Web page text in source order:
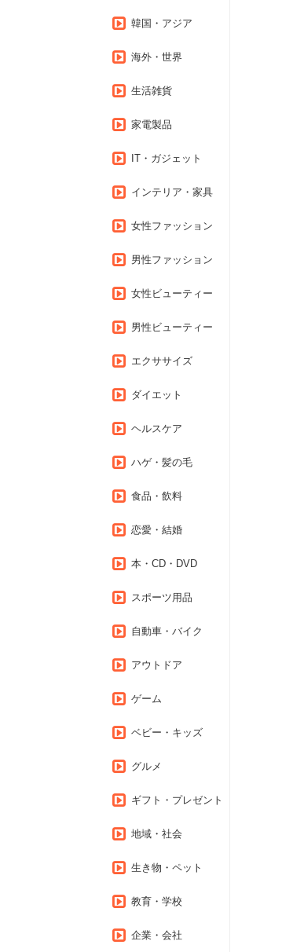
韓国・アジア
海外・世界
生活雑貨
家電製品
IT・ガジェット
インテリア・家具
女性ファッション
男性ファッション
女性ビューティー
男性ビューティー
エクササイズ
ダイエット
ヘルスケア
ハゲ・髪の毛
食品・飲料
恋愛・結婚
本・CD・DVD
スポーツ用品
自動車・バイク
アウトドア
ゲーム
ベビー・キッズ
グルメ
ギフト・プレゼント
地域・社会
生き物・ペット
教育・学校
企業・会社